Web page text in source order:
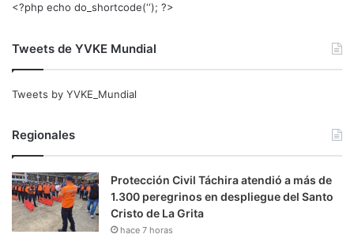
<?php echo do_shortcode(‘‘); ?>
Tweets de YVKE Mundial
Tweets by YVKE_Mundial
Regionales
Protección Civil Táchira atendió a más de
1.300 peregrinos en despliegue del Santo
Cristo de La Grita
hace 7 horas